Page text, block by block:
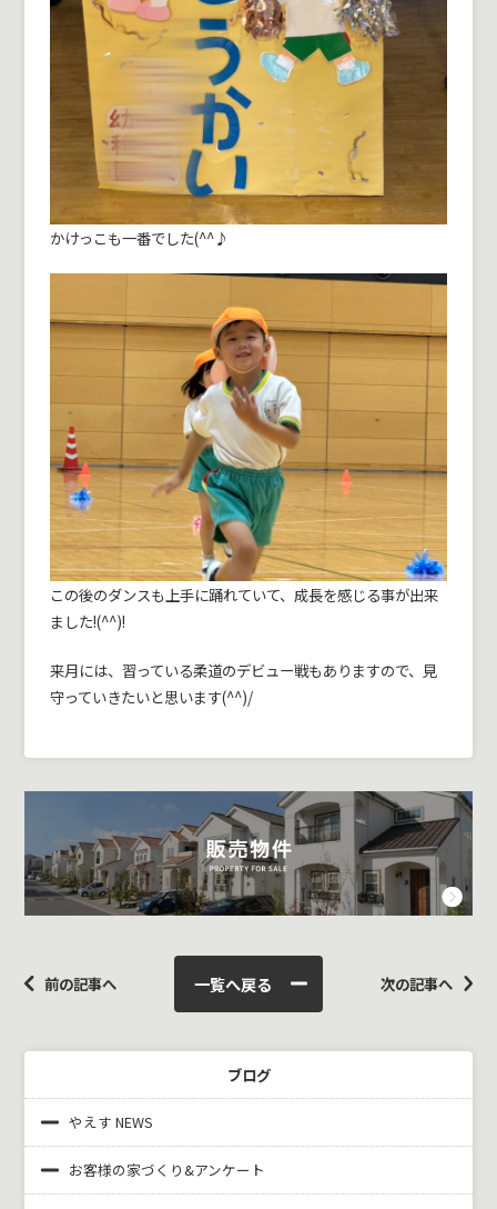
かけっこも一番でした(^^♪
この後のダンスも上手に踊れていて、成長を感じる事が出来
ました!(^^)!
来月には、習っている柔道のデビュー戦もありますので、見
守っていきたいと思います(^^)/
前の記事へ 一覧へ戻る 次の記事へ
ブログ
やえす NEWS
お客様の家づくり&アンケート